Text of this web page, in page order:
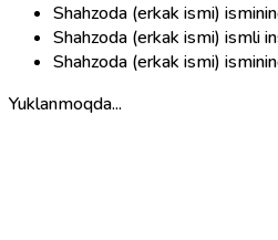
Shahzoda (erkak ismi)
Shahzoda (erkak ismi) ismli
Shahzoda (erkak ismi)
Yuklanmoqda...